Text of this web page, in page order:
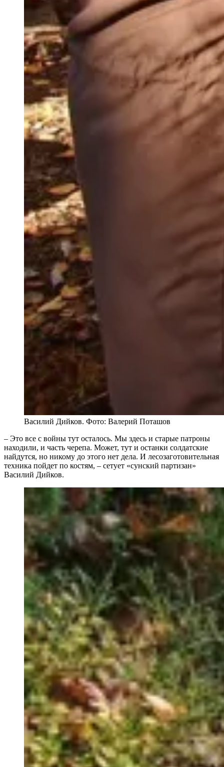
Василий Дийков. Фото: Валерий Поташов
– Это все с войны тут осталось. Мы здесь и старые патроны
находили, и часть черепа. Может, тут и останки солдатские
найдутся, но никому до этого нет дела. И лесозаготовительная
техника пойдет по костям, – сетует «сунский партизан»
Василий Дийков.